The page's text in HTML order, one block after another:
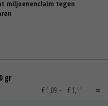
miljoenenclaim tegen
gr
€ 1,09 ~ € 1,11